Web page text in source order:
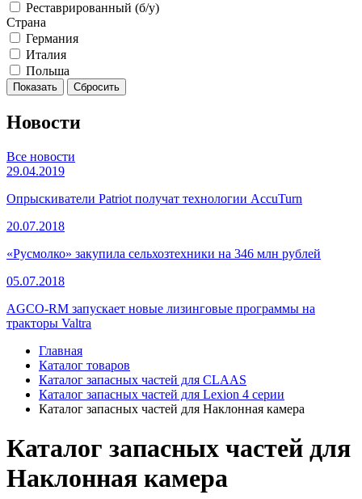
Реставрированный (б/у)
Страна
Германия
Италия
Польша
Новости
Все новости
29.04.2019
Опрыскиватели Patriot получат технологии AccuTurn
20.07.2018
«Русмолко» закупила сельхозтехники на 346 млн рублей
05.07.2018
AGCO-RM запускает новые лизинговые программы на
тракторы Valtra
Главная
Каталог товаров
Каталог запасных частей для CLAAS
Каталог запасных частей для Lexion 4 серии
Каталог запасных частей для Наклонная камера
Каталог запасных частей для
Наклонная камера